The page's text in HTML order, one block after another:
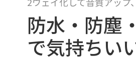
防水・防塵
で気持ちい